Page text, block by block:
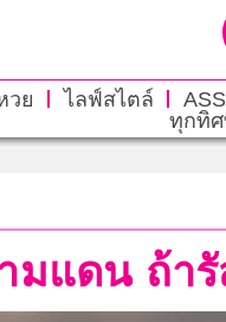
วย ไลฟ์สไตล์
ทุกทิศ
แดน ถ้ารั